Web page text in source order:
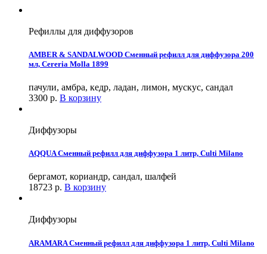
Рефиллы для диффузоров
AMBER & SANDALWOOD Сменный рефилл для диффузора 200
мл, Cereria Molla 1899
пачули, амбра, кедр, ладан, лимон, мускус, сандал
3300 р. В корзину
Диффузоры
AQQUA Сменный рефилл для диффузора 1 литр, Culti Milano
бергамот, кориандр, сандал, шалфей
18723 р. В корзину
Диффузоры
ARAMARA Сменный рефилл для диффузора 1 литр, Culti Milano